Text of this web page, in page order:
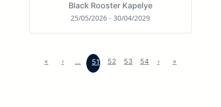
Black Rooster Kapelye
25/05/2026 - 30/04/2029
« ‹ … 51 52 53 54 › »